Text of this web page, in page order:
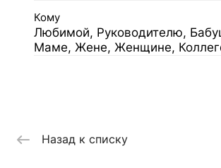
Кому
Любимой, Руководителю,
Маме, Жене, Женщине,
Назад к списку